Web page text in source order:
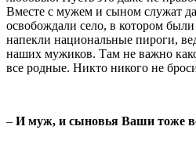
Вместе с мужем и сыном служат
освобождали село, в котором были
напекли национальные пироги,
наших мужиков. Там не важно
все родные. Никто никого не
– И муж, и сыновья Ваши тоже